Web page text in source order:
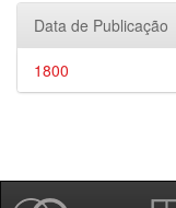
Data de Publicação
1800